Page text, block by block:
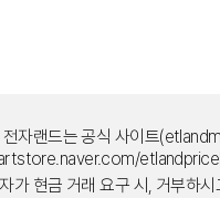
전자랜드는 공식 사이트
가 현금 거래 요구 시, 거부하시